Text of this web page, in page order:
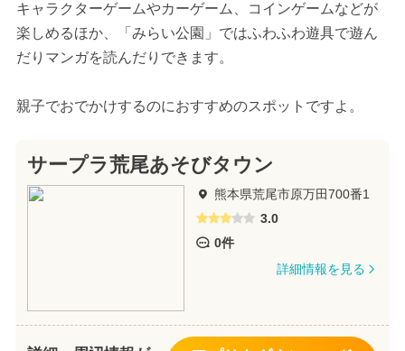
キャラクターゲームやカーゲーム、コインゲームなどが
楽しめるほか、「みらい公園」ではふわふわ遊具で遊ん
だりマンガを読んだりできます。
親子でおでかけするのにおすすめのスポットですよ。
サープラ荒尾あそびタウン
熊本県荒尾市原万田700番1
3.0
0件
詳細情報を見る